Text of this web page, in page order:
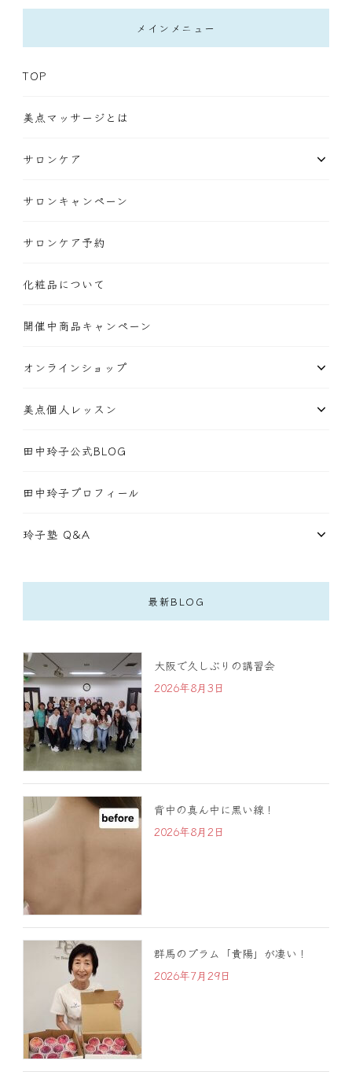
メインメニュー
TOP
美点マッサージとは
サロンケア
サロンキャンペーン
サロンケア予約
化粧品について
開催中商品キャンペーン
オンラインショップ
美点個人レッスン
田中玲子公式BLOG
田中玲子プロフィール
玲子塾 Q&A
最新BLOG
大阪で久しぶりの講習会
2026年8月3日
背中の真ん中に黒い線！
2026年8月2日
群馬のプラム「貴陽」が凄い！
2026年7月29日